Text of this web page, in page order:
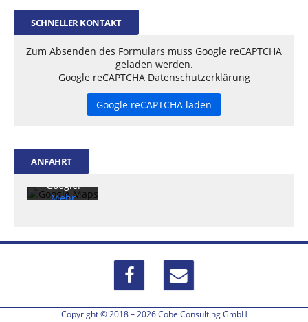
SCHNELLER KONTAKT
Zum Absenden des Formulars muss Google reCAPTCHA
geladen werden.
Google reCAPTCHA Datenschutzerklärung
Google reCAPTCHA laden
ANFAHRT
Mit dem
akzeptiere
Datenschu
tzerklärun
g von
Google.
Mehr
Karte
entsperren
Copyright © 2018 – 2026 Cobe Consulting GmbH